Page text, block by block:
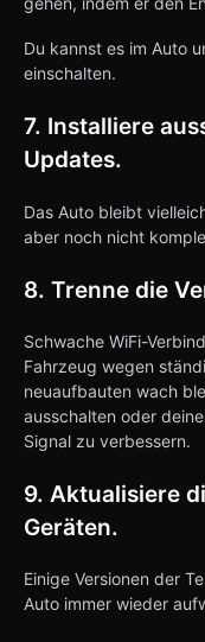
Du kannst es im Auto
einschalten.
7. Installiere
Updates.
Das Auto bleibt
aber noch nicht
8. Trenne die
Schwache WiFi-
Fahrzeug wegen
neuaufbauten wach
ausschalten oder
Signal zu verbessern.
9. Aktualisiere
Geräten.
Einige Versionen der
Auto immer wieder